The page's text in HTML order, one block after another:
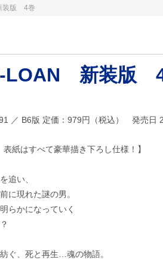
装版 4巻
LOAN 新装版
／ B6版 定価：979円（税込） 発売日
紙はすべて豪華描き下ろし仕様！】
追い、
に現れた謎の男。
らかになっていく
ぐ、死と再生…魂の物語。